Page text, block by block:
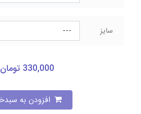
سایز
330,000 تومان